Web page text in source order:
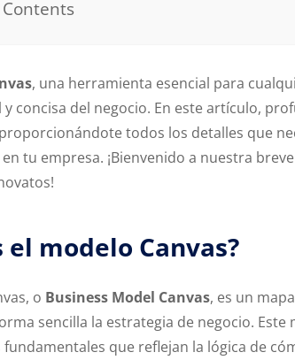
, una herramienta esencial para
concisa del negocio. En este artículo,
todos los detalles que
tu empresa. ¡Bienvenido a nuestra
el modelo Canvas?
o Business Model Canvas, es un
sencilla la estrategia de negocio. Este
que reflejan la lógica de